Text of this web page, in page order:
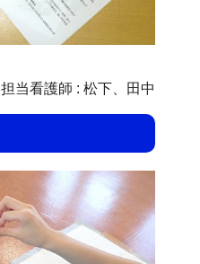
担当看護師 : 松下、田中